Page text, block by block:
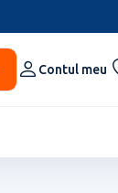
Contul meu